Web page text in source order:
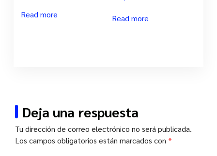
Read more Read more
Deja una respuesta
Tu dirección de correo electrónico no será publicada.
Los campos obligatorios están marcados con *